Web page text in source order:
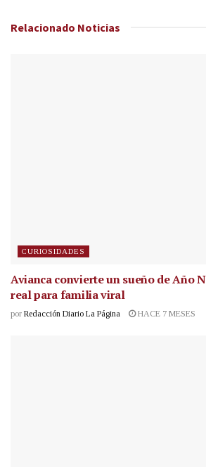
Relacionado Noticias
CURIOSIDADES
Avianca convierte un sueño de Año
real para familia viral
por Redacción Diario La Página HACE 7 MESES